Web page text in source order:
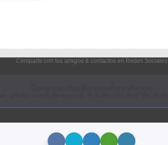
Comparte con tus amigos & contactos en Redes Sociales